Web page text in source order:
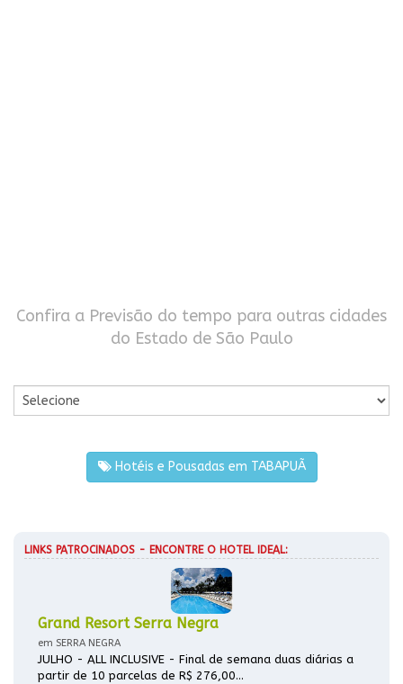
Confira a Previsão do tempo para outras cidades
do Estado de São Paulo
Hotéis e Pousadas em TABAPUÃ
LINKS PATROCINADOS - ENCONTRE O HOTEL IDEAL:
Grand Resort Serra Negra
em SERRA NEGRA
JULHO - ALL INCLUSIVE - Final de semana duas diárias a
partir de 10 parcelas de R$ 276,00...